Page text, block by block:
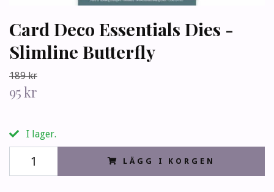
Card Deco Essentials Dies -
Slimline Butterfly
189 kr
95 kr
I lager.
LÄGG I KORGEN